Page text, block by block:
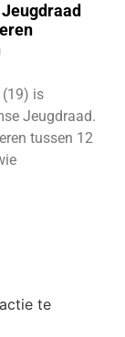
(19) is
Jeugdraad.
tussen 12
te